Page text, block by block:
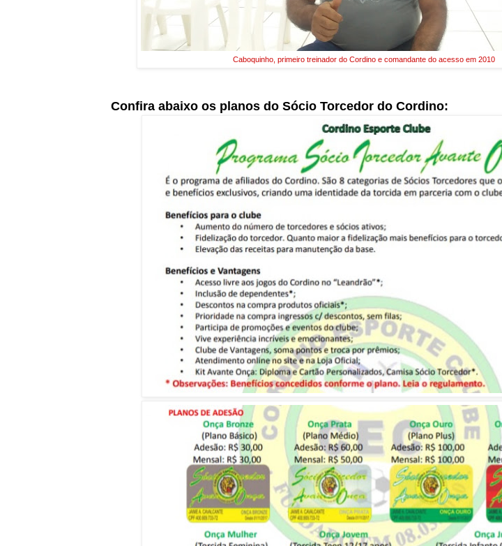
Caboquinho, primeiro treinador do Cordino e comandante do acesso em 2010
Confira abaixo os planos do Sócio Torcedor do Cordino: